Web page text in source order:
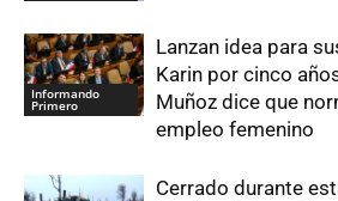
Informando
Primero
Lanzan idea para
Karin por cinco
Muñoz dice que
empleo femenino
Cerrado durante